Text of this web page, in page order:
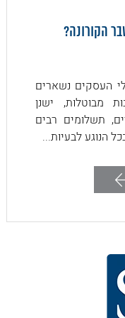
הקורונה?
העסקים נשארים
מבוטלות, ישנן
תשלומים רבים
הנוגע לבעיות...